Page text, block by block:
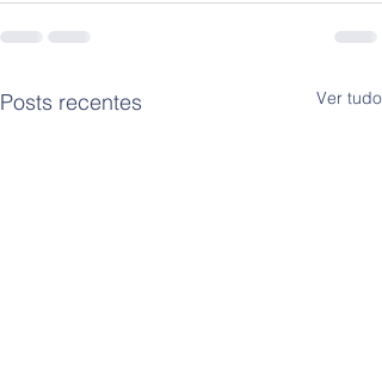
Posts recentes Ver tudo